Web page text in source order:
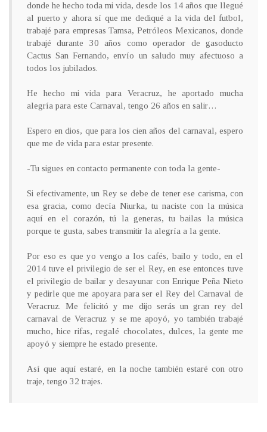
donde he hecho toda mi vida, desde los 14 años que llegué
al puerto y ahora sí que me dediqué a la vida del futbol,
trabajé para empresas Tamsa, Petróleos Mexicanos, donde
trabajé durante 30 años como operador de gasoducto
Cactus San Fernando, envío un saludo muy afectuoso a
todos los jubilados.
He hecho mi vida para Veracruz, he aportado mucha
alegría para este Carnaval, tengo 26 años en salir…
Espero en dios, que para los cien años del carnaval, espero
que me de vida para estar presente.
-Tu sigues en contacto permanente con toda la gente-
Si efectivamente, un Rey se debe de tener ese carisma, con
esa gracia, como decía Niurka, tu naciste con la música
aquí en el corazón, tú la generas, tu bailas la música
porque te gusta, sabes transmitir la alegría a la gente.
Por eso es que yo vengo a los cafés, bailo y todo, en el
2014 tuve el privilegio de ser el Rey, en ese entonces tuve
el privilegio de bailar y desayunar con Enrique Peña Nieto
y pedirle que me apoyara para ser el Rey del Carnaval de
Veracruz. Me felicitó y me dijo serás un gran rey del
carnaval de Veracruz y se me apoyó, yo también trabajé
mucho, hice rifas, regalé chocolates, dulces, la gente me
apoyó y siempre he estado presente.
Así que aquí estaré, en la noche también estaré con otro
traje, tengo 32 trajes.